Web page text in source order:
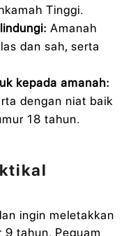
Tinggi.
Amanah
dan sah, serta
kepada amanah:
dengan niat baik
18 tahun.
ingin meletakkan
9 tahun. Peguam